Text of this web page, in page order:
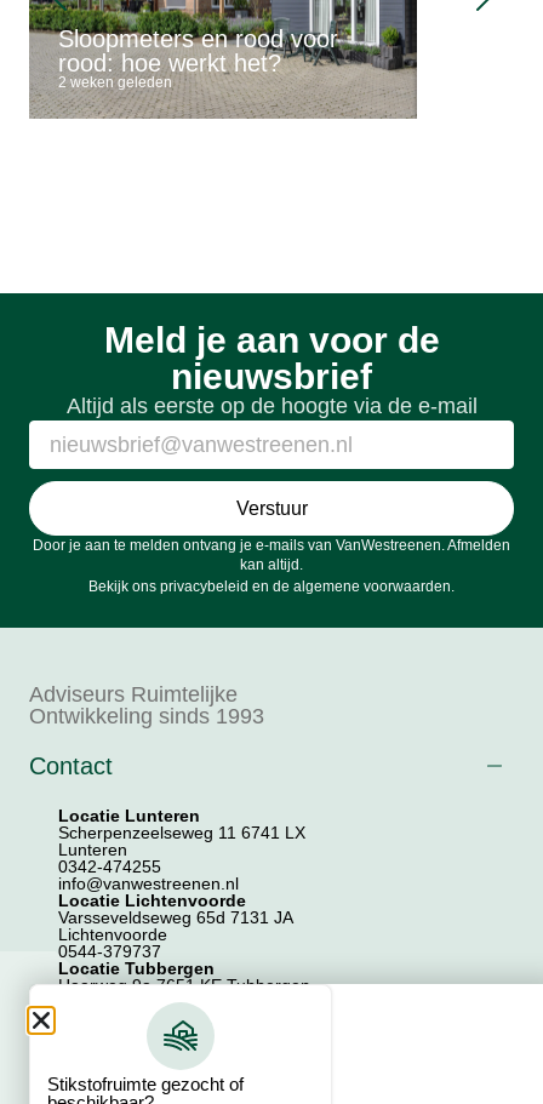
Sloopmeters en rood voor
rood: hoe werkt het?
2 weken geleden
Meld je aan voor de
nieuwsbrief
Altijd als eerste op de hoogte via de e-mail
Verstuur
Door je aan te melden ontvang je e-mails van VanWestreenen. Afmelden
kan altijd.
Bekijk ons privacybeleid en de algemene voorwaarden.
Adviseurs Ruimtelijke
Ontwikkeling sinds 1993
Contact
Locatie Lunteren
Scherpenzeelseweg 11 6741 LX
Lunteren
0342-474255
info@vanwestreenen.nl
Locatie Lichtenvoorde
Varsseveldseweg 65d 7131 JA
Lichtenvoorde
0544-379737
Locatie Tubbergen
Haarweg 9a 7651 KE Tubbergen
Locatie Zwolle
Zwartewaterallee 44 8031 DX Zwolle
038-7200202
Stikstofruimte gezocht of